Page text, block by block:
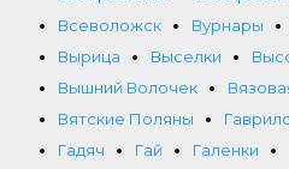
Всеволожск
Вурнары
Вырица
Выселки
Вышний Волочек
Вятские Поляны
Гадяч
Гай Галенки